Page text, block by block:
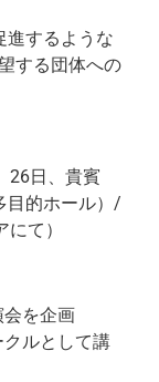
進するような
する団体への
26日、貴賓
目的ホール）/
て）
を企画
ルとして講